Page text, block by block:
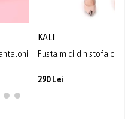
KALI
Fusta midi din stofa cu
290 Lei